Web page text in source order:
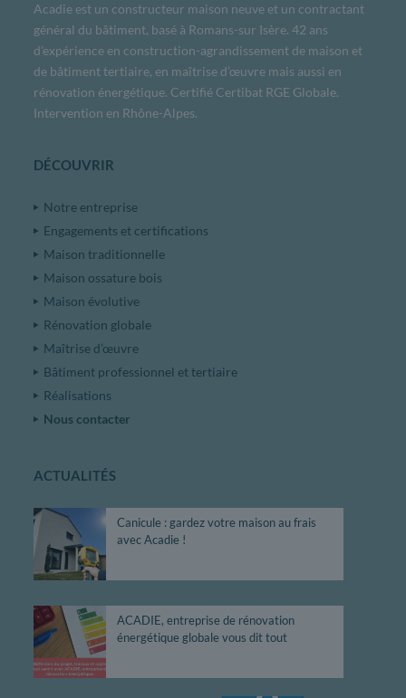
Acadie est un constructeur maison neuve et un contractant
général du bâtiment, basé à Romans-sur Isère. 42 ans
d’expérience en construction-agrandissement de maison et
de bâtiment tertiaire, en maîtrise d’œuvre mais aussi en
rénovation énergétique. Certifié Certibat RGE Globale.
Intervention en Rhône-Alpes.
DÉCOUVRIR
Notre entreprise
Engagements et certifications
Maison traditionnelle
Maison ossature bois
Maison évolutive
Rénovation globale
Maîtrise d’œuvre
Bâtiment professionnel et tertiaire
Réalisations
Nous contacter
ACTUALITÉS
Canicule : gardez votre maison au frais
avec Acadie !
ACADIE, entreprise de rénovation
énergétique globale vous dit tout